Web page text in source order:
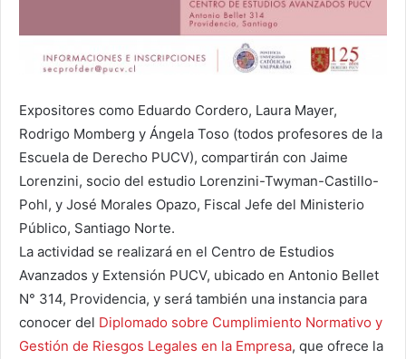
Expositores como Eduardo Cordero, Laura Mayer,
Rodrigo Momberg y Ángela Toso (todos profesores de la
Escuela de Derecho PUCV), compartirán con Jaime
Lorenzini, socio del estudio Lorenzini-Twyman-Castillo-
Pohl, y José Morales Opazo, Fiscal Jefe del Ministerio
Público, Santiago Norte.
La actividad se realizará en el Centro de Estudios
Avanzados y Extensión PUCV, ubicado en Antonio Bellet
N° 314, Providencia, y será también una instancia para
conocer del Diplomado sobre Cumplimiento Normativo y
Gestión de Riesgos Legales en la Empresa, que ofrece la